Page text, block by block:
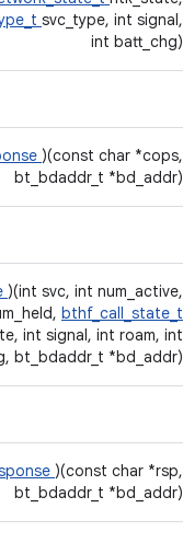
svc_type, int signal,
int batt_chg)
)(const char *cops,
bt_bdaddr_t *bd_addr)
)(int svc, int num_active,
bthf_call_state_t
int signal, int roam, int
bt_bdaddr_t *bd_addr)
)(const char *rsp,
bt_bdaddr_t *bd_addr)